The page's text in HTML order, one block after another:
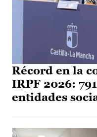
Récord en la
IRPF 2026:
entidades